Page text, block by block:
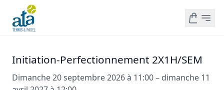
Initiation-Perfectionnement 2X1H/SEM
Dimanche 20 septembre 2026 à 11:00 – dimanche 11